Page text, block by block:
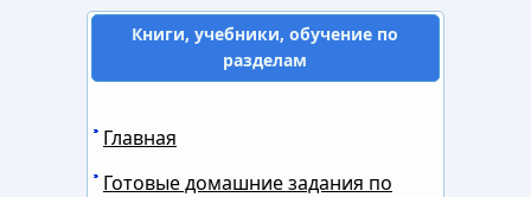
Книги, учебники, обучение по
разделам
Главная
Готовые домашние задания по